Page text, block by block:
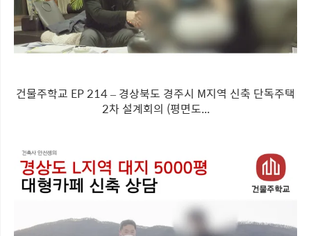
건물주학교 EP 214 – 경상북도 경주시 M지역 신축 단독주택
2차 설계회의 (평면도...